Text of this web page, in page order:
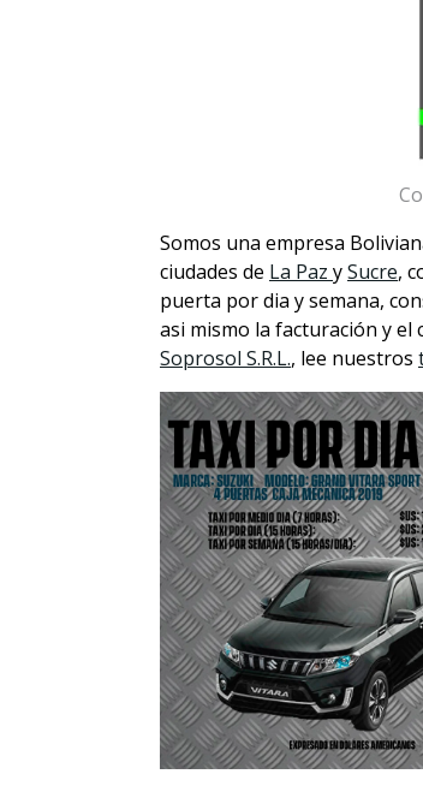
Somos una empresa
ciudades de La Paz ySucre,
puerta por dia y semana,
asi mismo la facturación y el
Soprosol S.R.L., lee nuestros